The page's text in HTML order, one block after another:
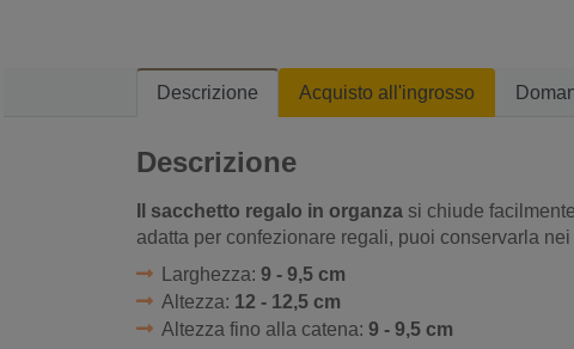
Descrizione Acquisto all'ingrosso
Descrizione
Il sacchetto regalo in organza si chiude
adatta per confezionare regali, puoi conservarla
Larghezza: 9 - 9,5 cm
Altezza: 12 - 12,5 cm
Altezza fino alla catena: 9 - 9,5 cm